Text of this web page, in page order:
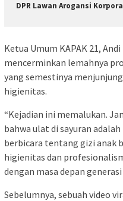
DPR Lawan Arogansi
Ketua Umum KAPAK 21,
mencerminkan lemahnya
yang semestinya
higienitas.
“Kejadian ini memalukan.
bahwa ulat di sayuran
berbicara tentang gizi anak
higienitas dan
dengan masa depan
Sebelumnya, sebuah video